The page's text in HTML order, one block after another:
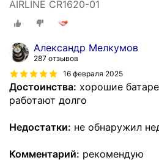
AIRLINE CR1620-01
Александр Мелкумов
287 отзывов
16 февраля 2025
Достоинства: хорошие
работают долго
Недостатки: не обнаружил
Комментарий: рекомендую